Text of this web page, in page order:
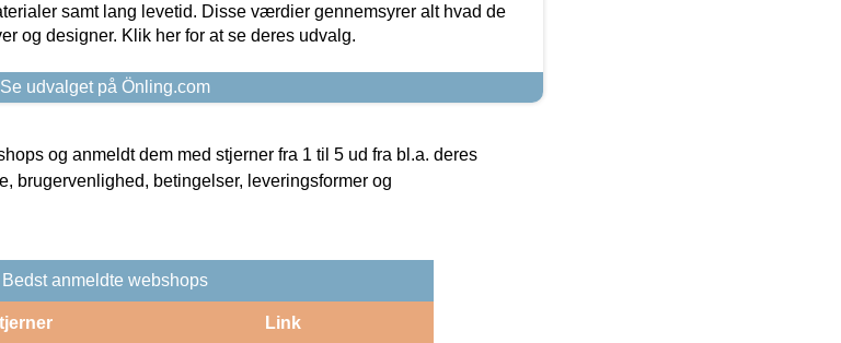
samt lang levetid. Disse værdier gennemsyrer alt hvad de
og designer. Klik her for at se deres udvalg.
Se udvalget på Önling.com
og anmeldt dem med stjerner fra 1 til 5 ud fra bl.a. deres
brugervenlighed, betingelser, leveringsformer og
Bedst anmeldte webshops
Link